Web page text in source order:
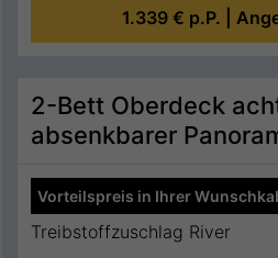
1.339 € p.P. |
2-Bett Oberdeck
absenkbarer
Vorteilspreis in Ihrer
Treibstoffzuschlag River